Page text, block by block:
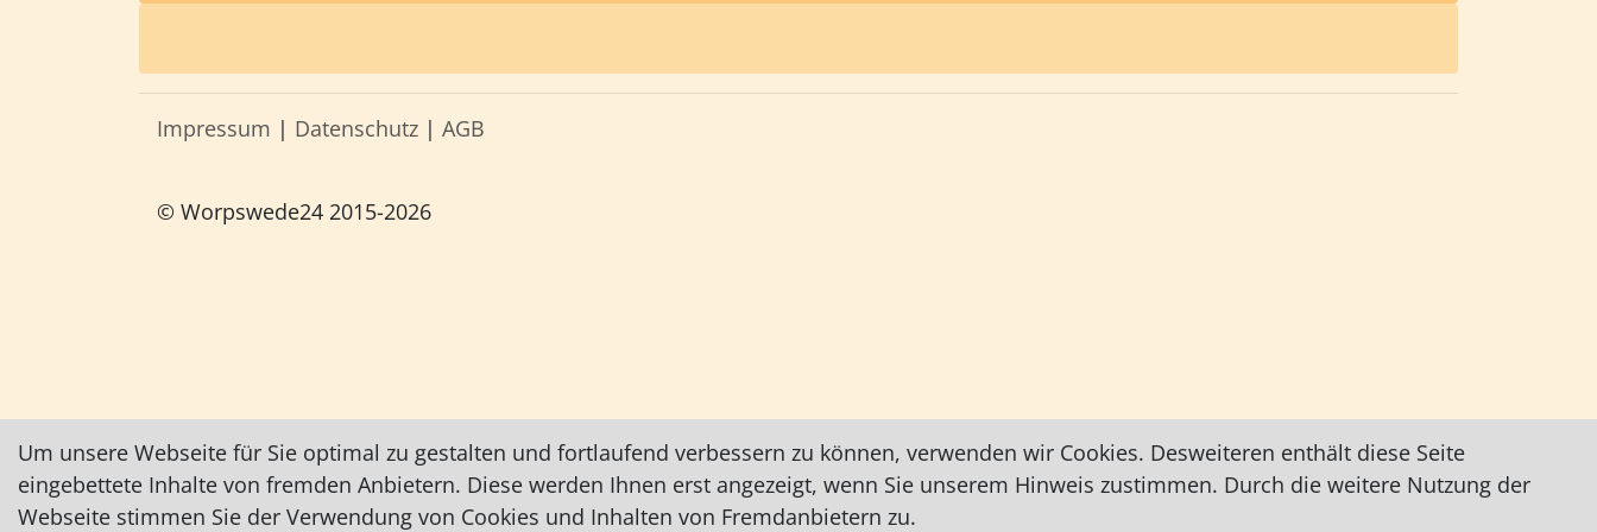
Impressum | Datenschutz | AGB
© Worpswede24 2015-2026
Um unsere Webseite für Sie optimal zu gestalten und fortlaufend verbessern zu können, verwenden wir Cookies. Desweiteren enthält diese Seite
eingebettete Inhalte von fremden Anbietern. Diese werden Ihnen erst angezeigt, wenn Sie unserem Hinweis zustimmen. Durch die weitere Nutzung der
Webseite stimmen Sie der Verwendung von Cookies und Inhalten von Fremdanbietern zu.